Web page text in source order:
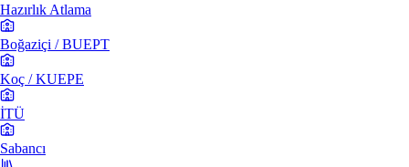
Hazırlık Atlama
Boğaziçi / BUEPT
Koç / KUEPE
İTÜ
Sabancı